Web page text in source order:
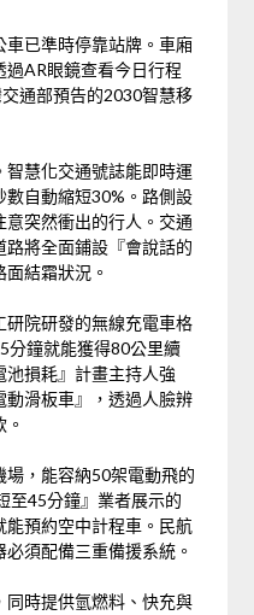
車已準時停靠站牌。車廂
AR眼鏡查看今日行程
通部預告的2030智慧移
慧化交通號誌能即時運
自動縮短30%。路側設
突然衝出的行人。交通
將全面鋪設『會說話的
結霜狀況。
研院研發的無線充電車格
分鐘就能獲得80公里續
損耗』計畫主持人強
滑板車』，透過人臉辨
，能容納50架電動飛的
至45分鐘』業者展示的
預約空中計程車。民航
須配備三重備援系統。
時提供氫燃料、快充與